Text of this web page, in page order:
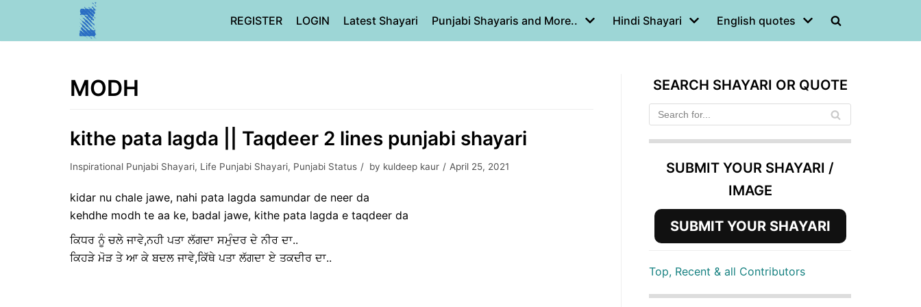
REGISTER LOGIN Latest Shayari Punjabi Shayaris and More.. Hindi Shayari English quotes
MODH
kithe pata lagda || Taqdeer 2 lines punjabi shayari
Inspirational Punjabi Shayari, Life Punjabi Shayari, Punjabi Status by kuldeep kaur April 25, 2021
kidar nu chale jawe, nahi pata lagda samundar de neer da
kehdhe modh te aa ke, badal jawe, kithe pata lagda e taqdeer da
ਕਿਧਰ ਨੂੰ ਚਲੇ ਜਾਵੇ,ਨਹੀ ਪਤਾ ਲੱਗਦਾ ਸਮੁੰਦਰ ਦੇ ਨੀਰ ਦਾ..
ਕਿਹੜੇ ਮੋੜ ਤੇ ਆ ਕੇ ਬਦਲ ਜਾਵੇ,ਕਿੱਥੇ ਪਤਾ ਲੱਗਦਾ ਏ ਤਕਦੀਰ ਦਾ..
SEARCH SHAYARI OR QUOTE
SUBMIT YOUR SHAYARI /
IMAGE
SUBMIT YOUR SHAYARI
Top, Recent & all Contributors